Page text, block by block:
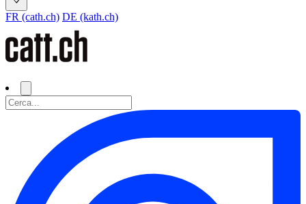
FR (cath.ch) DE (kath.ch)